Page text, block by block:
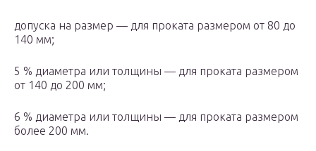
допуска на размер — для проката размером от 80 до
140 мм;
5 % диаметра или толщины — для проката размером
от 140 до 200 мм;
6 % диаметра или толщины — для проката размером
более 200 мм.